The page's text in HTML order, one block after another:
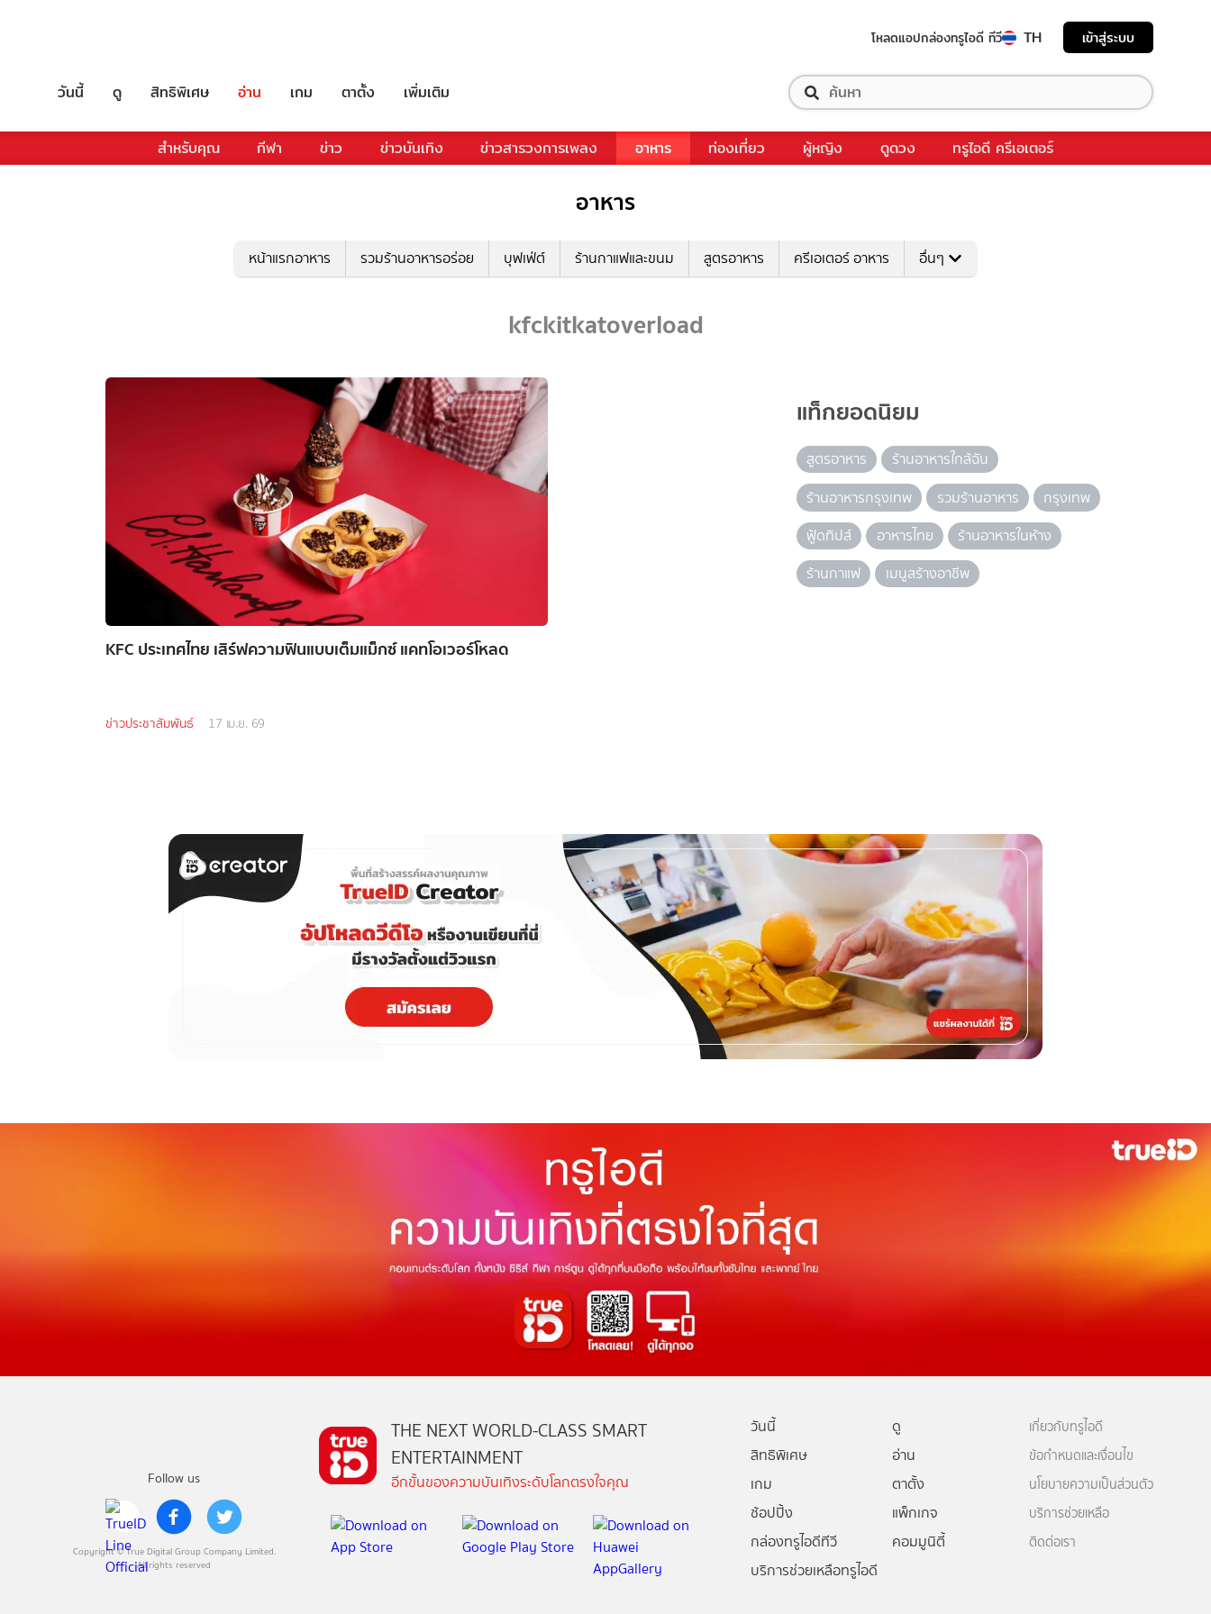
โหลดแอปกล่องทรูไอดี ทีวี TH เข้าสู่ระบบ
วันนี้ ดู สิทธิพิเศษ อ่าน เกม ตาตั้ง เพิ่มเติม
สำหรับคุณ กีฬา ข่าว ข่าวบันเทิง ข่าวสารวงการเพลง อาหาร ท่องเที่ยว ผู้หญิง ดูดวง ทรูไอดี ครีเอเตอร์
อาหาร
หน้าแรกอาหาร รวมร้านอาหารอร่อย บุฟเฟ่ต์ ร้านกาแฟและขนม สูตรอาหาร ครีเอเตอร์ อาหาร อื่นๆ
kfckitkatoverload
KFC ประเทศไทย เสิร์ฟความฟินแบบเต็มแม็กซ์ แคทโอเวอร์โหลด
ข่าวประชาสัมพันธ์ 17 เม.ย. 69
แท็กยอดนิยม
สูตรอาหาร
ร้านอาหารใกล้ฉัน
ร้านอาหารกรุงเทพ
รวมร้านอาหาร
กรุงเทพ
ฟู้ดทิปส์
อาหารไทย
ร้านอาหารในห้าง
ร้านกาแฟ
เมนูสร้างอาชีพ
Follow us
Copyright © True Digital Group Company Limited.
All rights reserved
THE NEXT WORLD-CLASS SMART
ENTERTAINMENT
อีกขั้นของความบันเทิงระดับโลกตรงใจคุณ
วันนี้
ดู
สิทธิพิเศษ
อ่าน
เกม
ตาตั้ง
ช้อปปิ้ง
แพ็กเกจ
กล่องทรูไอดีทีวี
คอมมูนิตี้
บริการช่วยเหลือทรูไอดี
เกี่ยวกับทรูไอดี
ข้อกำหนดและเงื่อนไข
นโยบายความเป็นส่วนตัว
บริการช่วยเหลือ
ติดต่อเรา